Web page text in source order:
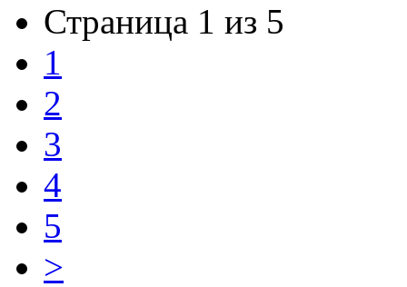
Страница 1 из 5
1
2
3
4
5
>